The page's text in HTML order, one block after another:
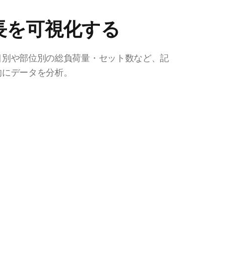
を可視化する
や部位別の総負荷量・セット数など、記
データを分析。